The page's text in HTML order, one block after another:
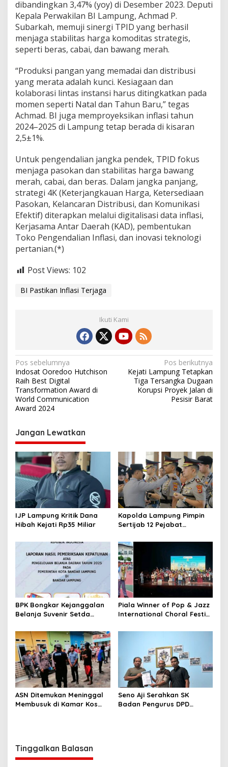
dibandingkan 3,47% (yoy) di Desember 2023. Deputi
Kepala Perwakilan BI Lampung, Achmad P.
Subarkah, memuji sinergi TPID yang berhasil
menjaga stabilitas harga komoditas strategis,
seperti beras, cabai, dan bawang merah.
“Produksi pangan yang memadai dan distribusi
yang merata adalah kunci. Kesiagaan dan
kolaborasi lintas instansi harus ditingkatkan pada
momen seperti Natal dan Tahun Baru,” tegas
Achmad. BI juga memproyeksikan inflasi tahun
2024–2025 di Lampung tetap berada di kisaran
2,5±1%.
Untuk pengendalian jangka pendek, TPID fokus
menjaga pasokan dan stabilitas harga bawang
merah, cabai, dan beras. Dalam jangka panjang,
strategi 4K (Keterjangkauan Harga, Ketersediaan
Pasokan, Kelancaran Distribusi, dan Komunikasi
Efektif) diterapkan melalui digitalisasi data inflasi,
Kerjasama Antar Daerah (KAD), pembentukan
Toko Pengendalian Inflasi, dan inovasi teknologi
pertanian.(*)
Post Views: 102
BI Pastikan Inflasi Terjaga
Ikuti Kami
N
a
v
i
a
s
i
p
o
s
Pos sebelumnya
Indosat Ooredoo Hutchison
Raih Best Digital
Transformation Award di
World Communication
Award 2024
Pos berikutnya
Kejati Lampung Tetapkan
Tiga Tersangka Dugaan
Korupsi Proyek Jalan di
Pesisir Barat
Jangan Lewatkan
IJP Lampung Kritik Dana
Hibah Kejati Rp35 Miliar
Kapolda Lampung Pimpin
Sertijab 12 Pejabat
BPK Bongkar Kejanggalan
Belanja Suvenir Setda
Piala Winner of Pop & Jazz
International Choral Festiv
ASN Ditemukan Meninggal
Membusuk di Kamar Kos
Seno Aji Serahkan SK
Badan Pengurus DPD
Tinggalkan Balasan